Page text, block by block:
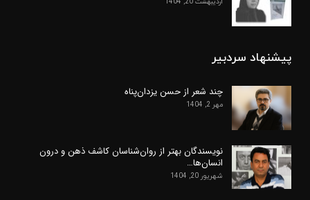
پیشنهاد سردبیر
چند شعر از حسن یزدان‌پناه
مهر 2, 1404
نویسندگان بهتر از روان‌شناسان کاشف ذهن و درون
انسان‌ها…
شهریور 20, 1404